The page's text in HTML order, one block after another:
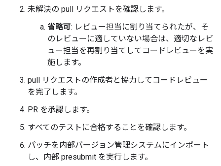
未解決の pull リクエストを確認します。
省略可: レビュー担当に割り当てられたが、そ
のレビューに適していない場合は、適切なレビ
ュー担当を再割り当てしてコードレビューを実
施します。
pull リクエストの作成者と協力してコードレビュー
を完了します。
PR を承認します。
すべてのテストに合格することを確認します。
パッチを内部バージョン管理システムにインポート
し、内部 presubmit を実行します。